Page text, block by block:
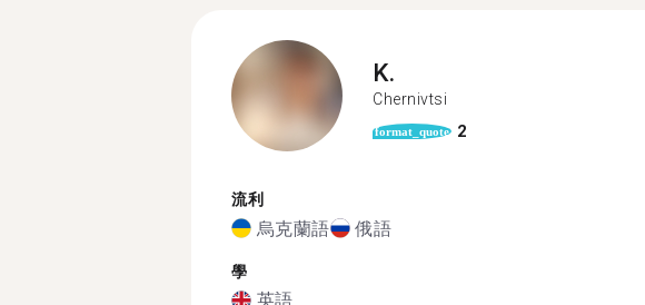
K.
Chernivtsi
format_quote 2
流利
烏克蘭語 俄語
學
英語